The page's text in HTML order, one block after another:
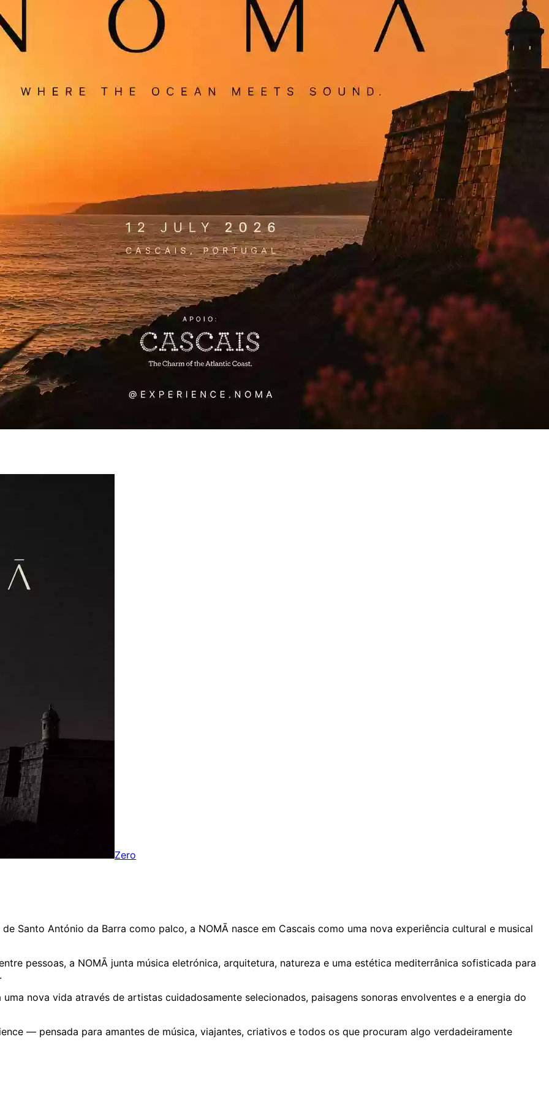
Zero
Santo António da Barra como palco, a NOMĀ nasce em Cascais como uma nova experiência cultural e musical
pessoas, a NOMĀ junta música eletrónica, arquitetura, natureza e uma estética mediterrânica sofisticada para
nova vida através de artistas cuidadosamente selecionados, paisagens sonoras envolventes e a energia do
— pensada para amantes de música, viajantes, criativos e todos os que procuram algo verdadeiramente